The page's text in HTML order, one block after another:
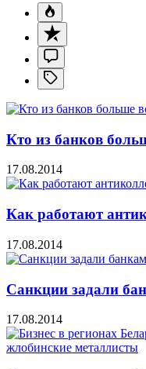
Кто из банков
17.08.2014
Как работают
17.08.2014
Санкции задали
17.08.2014